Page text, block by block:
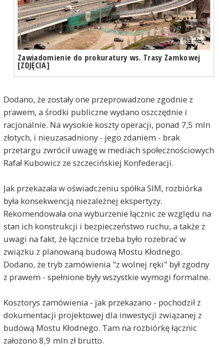
Zawiadomienie do prokuratury ws. Trasy Zamkowej
[ZDJĘCIA]
Dodano, że zostały one przeprowadzone zgodnie z
prawem, a środki publiczne wydano oszczędnie i
racjonalnie. Na wysokie koszty operacji, ponad 7,5 mln
złotych, i nieuzasadniony - jego zdaniem - brak
przetargu zwrócił uwagę w mediach społecznościowych
Rafał Kubowicz ze szczecińskiej Konfederacji.
Jak przekazała w oświadczeniu spółka SIM, rozbiórka
była konsekwencją niezależnej ekspertyzy.
Rekomendowała ona wyburzenie łącznic ze względu na
stan ich konstrukcji i bezpieczeństwo ruchu, a także z
uwagi na fakt, że łącznice trzeba było rozebrać w
związku z planowaną budową Mostu Kłodnego.
Dodano, że tryb zamówienia "z wolnej ręki" był zgodny
z prawem - spełnione były wszystkie wymogi formalne.
Kosztorys zamówienia - jak przekazano - pochodził z
dokumentacji projektowej dla inwestycji związanej z
budową Mostu Kłodnego. Tam na rozbiórkę łącznic
założono 8,9 mln zł brutto.